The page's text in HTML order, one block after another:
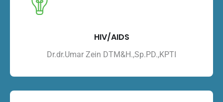
HIV/AIDS
Dr.dr.Umar Zein DTM&H.,Sp.PD.,KPTI